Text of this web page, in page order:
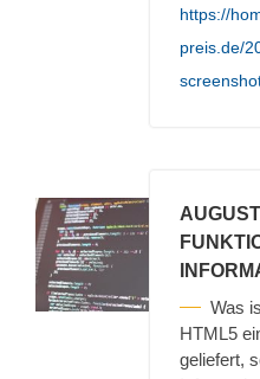
https://
preis.de/
Was
HTML5
geliefert,